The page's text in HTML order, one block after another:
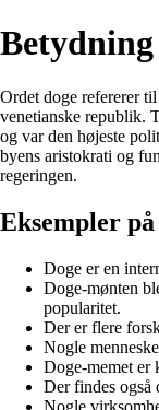
Ordet doge refererer
venetianske republik.
og var den højeste
byens aristokrati og
regeringen.
Eksempler
Doge er en
Doge-mønten
popularitet.
Der er flere
Nogle
Doge-memet er
Der findes også
Nogle